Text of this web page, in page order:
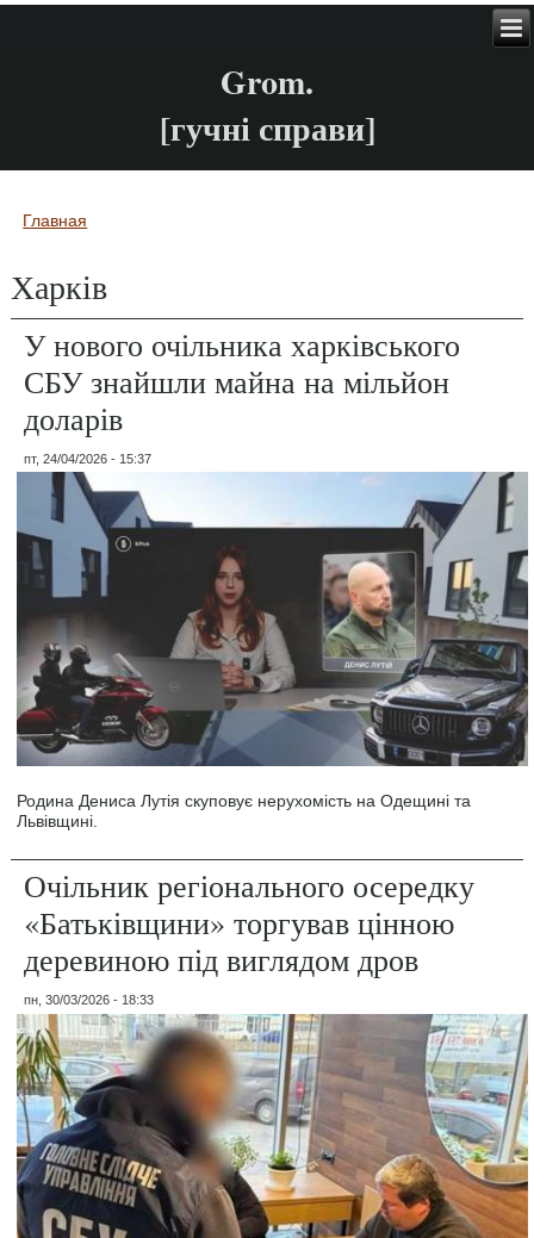
Grom.
[гучні справи]
Вы здесь
Главная
Харків
У нового очільника харківського
СБУ знайшли майна на мільйон
доларів
пт, 24/04/2026 - 15:37
Родина Дениса Лутія скуповує нерухомість на Одещині та
Львівщині.
Очільник регіонального осередку
«Батьківщини» торгував цінною
деревиною під виглядом дров
пн, 30/03/2026 - 18:33